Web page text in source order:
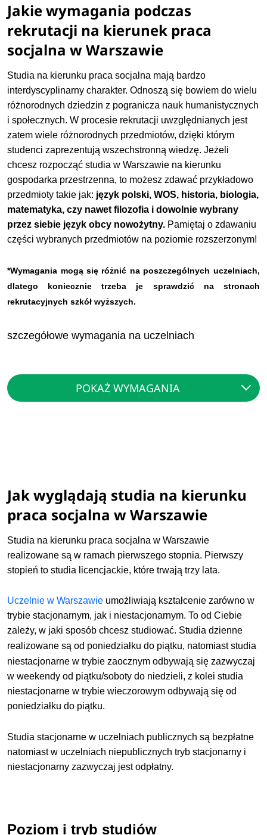
Jakie wymagania podczas
rekrutacji na kierunek praca
socjalna w Warszawie
Studia na kierunku praca socjalna mają bardzo
interdyscyplinarny charakter. Odnoszą się bowiem do wielu
różnorodnych dziedzin z pogranicza nauk humanistycznych
i społecznych. W procesie rekrutacji uwzględnianych jest
zatem wiele różnorodnych przedmiotów, dzięki którym
studenci zaprezentują wszechstronną wiedzę. Jeżeli
chcesz rozpocząć studia w Warszawie na kierunku
gospodarka przestrzenna, to możesz zdawać przykładowo
przedmioty takie jak: język polski, WOS, historia, biologia,
matematyka, czy nawet filozofia i dowolnie wybrany
przez siebie język obcy nowożytny. Pamiętaj o zdawaniu
części wybranych przedmiotów na poziomie rozszerzonym!
*Wymagania mogą się różnić na poszczególnych uczelniach,
dlatego koniecznie trzeba je sprawdzić na stronach
rekrutacyjnych szkół wyższych.
szczegółowe wymagania na uczelniach
POKAŻ WYMAGANIA
Jak wyglądają studia na kierunku
praca socjalna w Warszawie
Studia na kierunku praca socjalna w Warszawie
realizowane są w ramach pierwszego stopnia. Pierwszy
stopień to studia licencjackie, które trwają trzy lata.
Uczelnie w Warszawie umożliwiają kształcenie zarówno w
trybie stacjonarnym, jak i niestacjonarnym. To od Ciebie
zależy, w jaki sposób chcesz studiować. Studia dzienne
realizowane są od poniedziałku do piątku, natomiast studia
niestacjonarne w trybie zaocznym odbywają się zazwyczaj
w weekendy od piątku/soboty do niedzieli, z kolei studia
niestacjonarne w trybie wieczorowym odbywają się od
poniedziałku do piątku.
Studia stacjonarne w uczelniach publicznych są bezpłatne
natomiast w uczelniach niepublicznych tryb stacjonarny i
niestacjonarny zazwyczaj jest odpłatny.
Poziom i tryb studiów